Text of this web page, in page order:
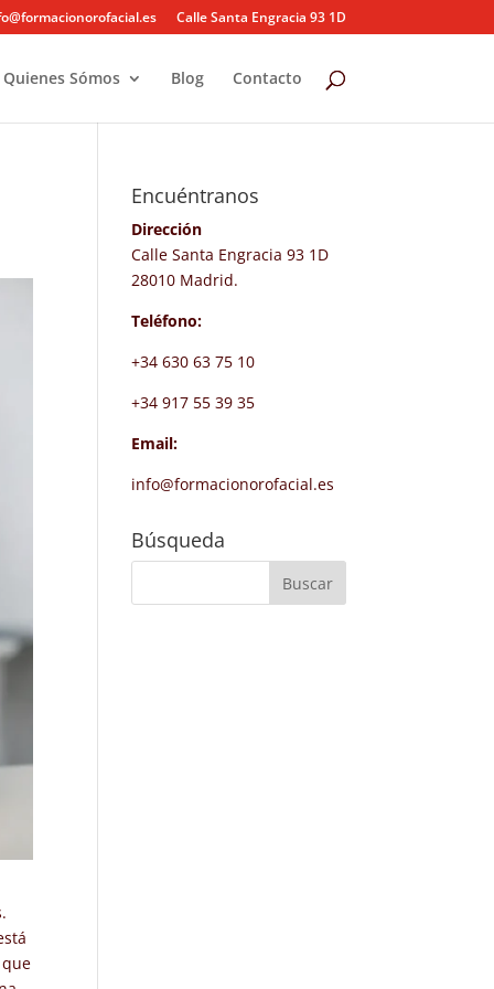
Calle Santa Engracia 93 1D
Quienes Sómos Blog Contacto
Encuéntranos
Dirección
Calle Santa Engracia 93 1D
28010 Madrid.
Teléfono:
+34 630 63 75 10
+34 917 55 39 35
Email:
info@formacionorofacial.es
Búsqueda